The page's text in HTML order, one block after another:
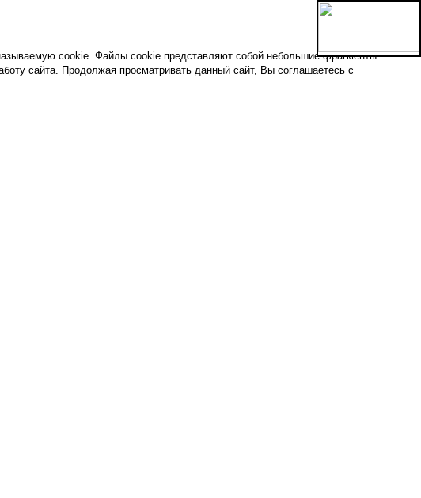
cookie. Файлы cookie представляют собой небольшие фрагменты
сайта. Продолжая просматривать данный сайт, Вы соглашаетесь с